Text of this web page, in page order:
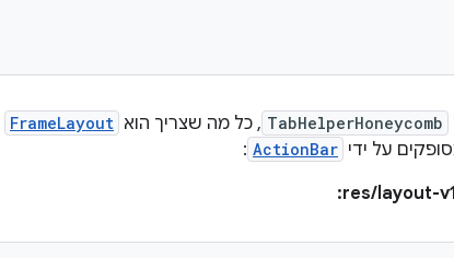
TabHelperHoneycomb , כל מה שצריך הוא FrameLayout
על ידי ActionBar
:
res/layout-